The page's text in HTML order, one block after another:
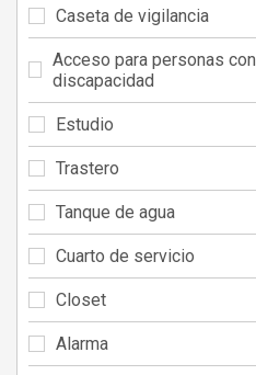
Caseta de vigilancia
Acceso para personas con
discapacidad
Estudio
Trastero
Tanque de agua
Cuarto de servicio
Closet
Alarma